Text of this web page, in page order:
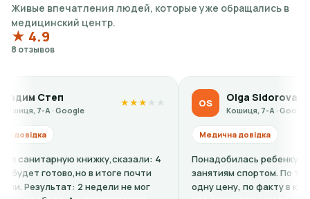
Живые впечатления людей, которые уже обращались в
медицинский центр.
★ 4.9
8 отзывов
★
книжку,сказали: 4
в итоге почти
2 недели не мог
OS Olga Sidorova
Кошиця, 7-А · Google
★★
Медична довідка
Понадобилась ребенку справка-
занятиям спортом. По телефону
одну цену, по факту в клинике